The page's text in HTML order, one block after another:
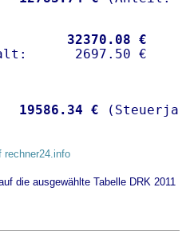
32370.08 €
19586.34 €
rechner24.info
die ausgewählte Tabelle DRK 2011